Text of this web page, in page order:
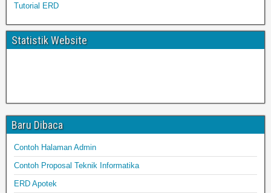
Tutorial ERD
Statistik Website
Baru Dibaca
Contoh Halaman Admin
Contoh Proposal Teknik Informatika
ERD Apotek